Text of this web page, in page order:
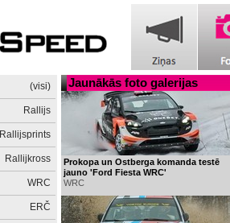
(visi)
Rallijs
Rallijsprints
Rallijkross
WRC
ERČ
Jaunākās foto galerijas
Prokopa un Ostberga komanda testē
jauno 'Ford Fiesta WRC'
WRC